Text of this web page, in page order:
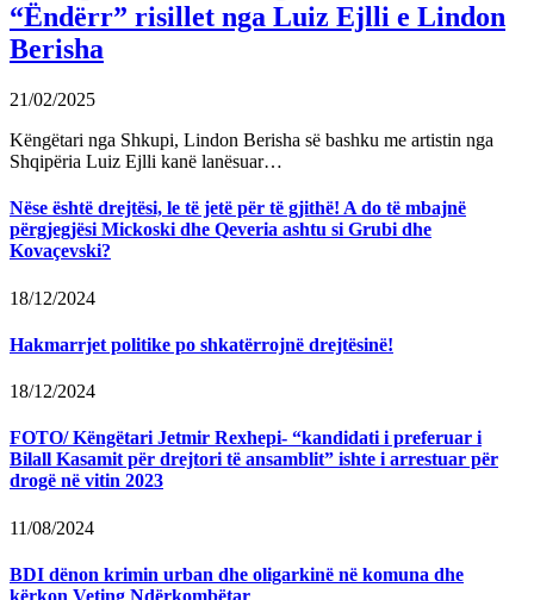
“Ëndërr” risillet nga Luiz Ejlli e Lindon
Berisha
21/02/2025
Këngëtari nga Shkupi, Lindon Berisha së bashku me artistin nga
Shqipëria Luiz Ejlli kanë lanësuar…
Nëse është drejtësi, le të jetë për të gjithë! A do të mbajnë
përgjegjësi Mickoski dhe Qeveria ashtu si Grubi dhe
Kovaçevski?
18/12/2024
Hakmarrjet politike po shkatërrojnë drejtësinë!
18/12/2024
FOTO/ Këngëtari Jetmir Rexhepi- “kandidati i preferuar i
Bilall Kasamit për drejtori të ansamblit” ishte i arrestuar për
drogë në vitin 2023
11/08/2024
BDI dënon krimin urban dhe oligarkinë në komuna dhe
kërkon Veting Ndërkombëtar